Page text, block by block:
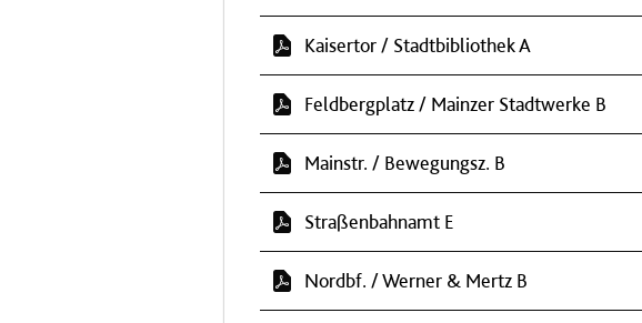
Kaisertor / Stadtbibliothek A
Feldbergplatz / Mainzer Stadtwerke B
Mainstr. / Bewegungsz. B
Straßenbahnamt E
Nordbf. / Werner & Mertz B